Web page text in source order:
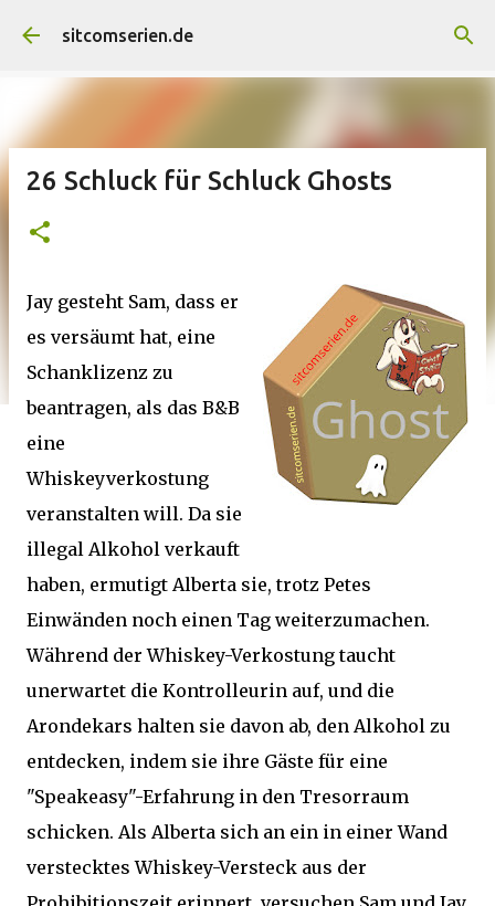
Direkt zum Hauptbereich
sitcomserien.de
26 Schluck für Schluck Ghosts
Jay gesteht Sam, dass er
es versäumt hat, eine
Schanklizenz zu
beantragen, als das B&B
eine
Whiskeyverkostung
veranstalten will. Da sie
illegal Alkohol verkauft
haben, ermutigt Alberta sie, trotz Petes
Einwänden noch einen Tag weiterzumachen.
Während der Whiskey-Verkostung taucht
unerwartet die Kontrolleurin auf, und die
Arondekars halten sie davon ab, den Alkohol zu
entdecken, indem sie ihre Gäste für eine
"Speakeasy"-Erfahrung in den Tresorraum
schicken. Als Alberta sich an ein in einer Wand
verstecktes Whiskey-Versteck aus der